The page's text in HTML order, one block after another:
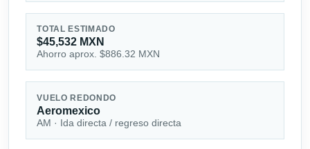
TOTAL ESTIMADO
$45,532 MXN
Ahorro aprox. $886.32 MXN
VUELO REDONDO
Aeromexico
AM · Ida directa / regreso directa